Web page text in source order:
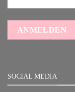
SOCIAL MEDIA